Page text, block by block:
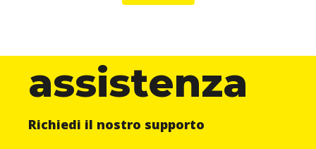
assistenza
Richiedi il nostro supporto